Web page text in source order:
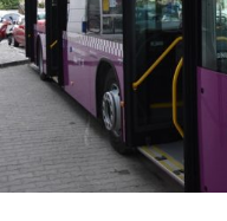
OPET, Çanakkale
Bigalı, Kilitbahir, Büyük
ve Behramlı köylerinde
ile bölgede yedi yıl
yarattı. Köy
projede modern satış
yeşillendirildi, mevcut